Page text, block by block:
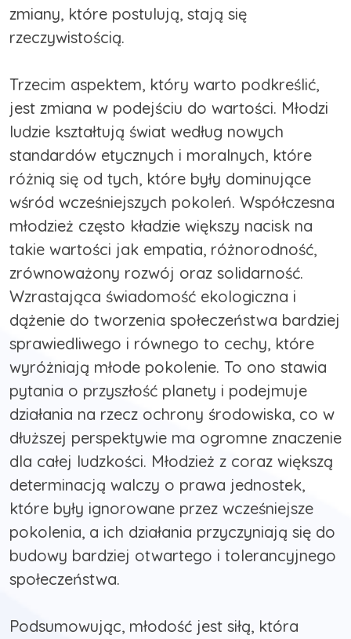
zmiany, które postulują, stają się
rzeczywistością.
Trzecim aspektem, który warto podkreślić,
jest zmiana w podejściu do wartości. Młodzi
ludzie kształtują świat według nowych
standardów etycznych i moralnych, które
różnią się od tych, które były dominujące
wśród wcześniejszych pokoleń. Współczesna
młodzież często kładzie większy nacisk na
takie wartości jak empatia, różnorodność,
zrównoważony rozwój oraz solidarność.
Wzrastająca świadomość ekologiczna i
dążenie do tworzenia społeczeństwa bardziej
sprawiedliwego i równego to cechy, które
wyróżniają młode pokolenie. To ono stawia
pytania o przyszłość planety i podejmuje
działania na rzecz ochrony środowiska, co w
dłuższej perspektywie ma ogromne znaczenie
dla całej ludzkości. Młodzież z coraz większą
determinacją walczy o prawa jednostek,
które były ignorowane przez wcześniejsze
pokolenia, a ich działania przyczyniają się do
budowy bardziej otwartego i tolerancyjnego
społeczeństwa.
Podsumowując, młodość jest siłą, która